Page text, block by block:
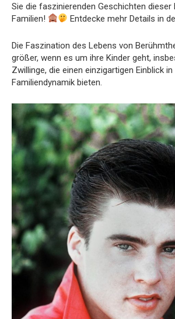
Sie die faszinierenden Geschichten dieser
Familien!
Entdecke mehr Details in
Die Faszination des Lebens von
größer, wenn es um ihre Kinder geht,
Zwillinge, die einen einzigartigen Einblick in
Familiendynamik bieten.